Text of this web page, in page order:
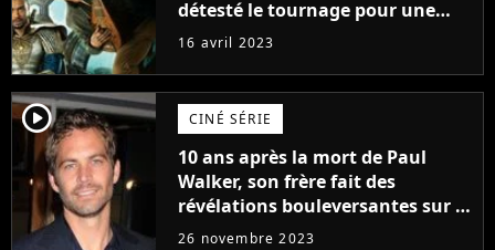
détesté le tournage pour une
raison très spéciale
16 avril 2023
player2 CINÉ SÉRIE
10 ans après la mort de Paul
Walker, son frère fait des
révélations bouleversantes sur la
réaction des acteurs de Fast and
26 novembre 2023